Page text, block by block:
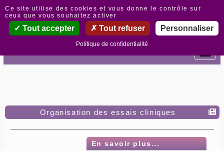
Organisation des essais cliniques
En savoir plus...
Panneau de gestion des cookies
Ce site utilise des cookies et vous donne le contrôle sur
ceux que vous souhaitez activer
Tout accepter Tout refuser Personnaliser
Politique de confidentialité